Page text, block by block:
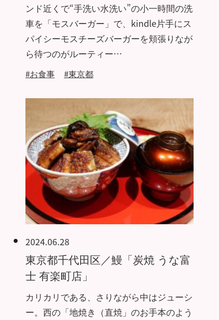
ンド近くで“手洗い水洗い”の小一時間の洗
車を「モスバーガー」で、kindle片手にス
パイシーモスチーズバーガーを頬張りなが
ら待つのがルーティー…
#お食事 #東京都
2024.06.28
東京都千代田区／鰻「炭焼 うな富
士 有楽町店」
カリカリである、さりながら中はジューシ
ー。西の「地焼き（直焼」のお手本のよう